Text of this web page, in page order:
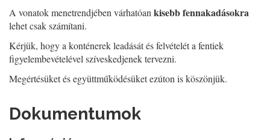
A vonatok menetrendjében várhatóan kisebb fennakadásokra
lehet csak számítani.
Kérjük, hogy a konténerek leadását és felvételét a fentiek
figyelembevételével szíveskedjenek tervezni.
Megértésüket és együttműködésüket ezúton is köszönjük.
Dokumentumok